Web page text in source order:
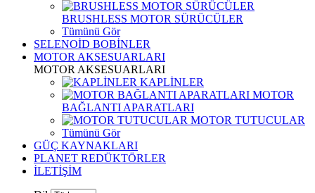
BRUSHLESS MOTOR SÜRÜCÜLER
Tümünü Gör
SELENOİD BOBİNLER
MOTOR AKSESUARLARI
MOTOR AKSESUARLARI
KAPLİNLER
MOTOR
BAĞLANTI APARATLARI
MOTOR TUTUCULAR
Tümünü Gör
GÜÇ KAYNAKLARI
PLANET REDÜKTÖRLER
İLETİŞİM